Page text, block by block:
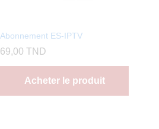
Abonnement ES-IPTV
69,00TND
Acheter le produit